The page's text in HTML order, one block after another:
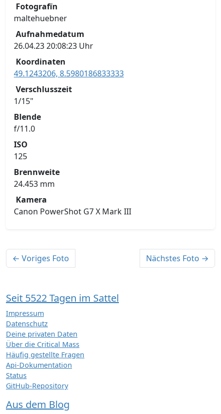
Fotografïn
maltehuebner
Aufnahmedatum
26.04.23 20:08:23 Uhr
Koordinaten
49.1243206, 8.5980186833333
Verschlusszeit
1/15"
Blende
f/11.0
ISO
125
Brennweite
24.453 mm
Kamera
Canon PowerShot G7 X Mark III
← Voriges Foto Nächstes Foto →
Seit 5522 Tagen im Sattel
Impressum
Datenschutz
Deine privaten Daten
Über die Critical Mass
Häufig gestellte Fragen
Api-Dokumentation
Status
GitHub-Repository
Aus dem Blog